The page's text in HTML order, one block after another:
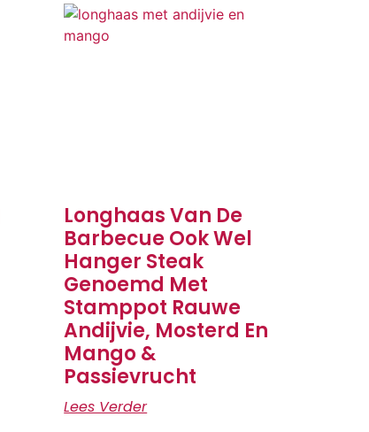
Longhaas Van De
Barbecue Ook Wel
Hanger Steak
Genoemd Met
Stamppot Rauwe
Andijvie, Mosterd En
Mango &
Passievrucht
Lees Verder